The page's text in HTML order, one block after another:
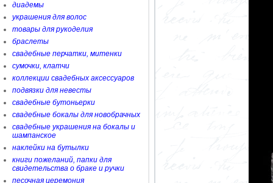
диадемы
украшения для волос
товары для рукоделия
браслеты
свадебные перчатки, митенки
сумочки, клатчи
коллекции свадебных аксессуаров
подвязки для невесты
свадебные бутоньерки
свадебные бокалы для новобрачных
свадебные украшения на бокалы и
шампанское
наклейки на бутылки
книги пожеланий, папки для
свидетельства о браке и ручки
песочная церемония